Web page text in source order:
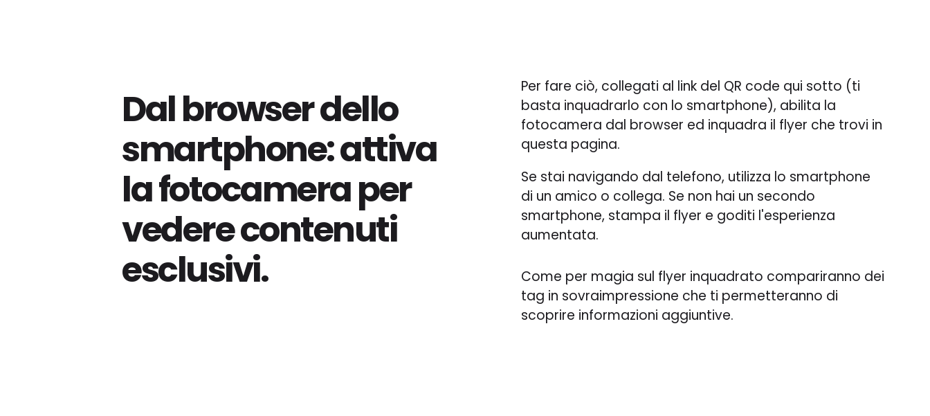
Per fare ciò, collegati al link del QR code qui sotto (ti
basta inquadrarlo con lo smartphone), abilita la
fotocamera dal browser ed inquadra il flyer che trovi in
questa pagina.
Se stai navigando dal telefono, utilizza lo smartphone
di un amico o collega. Se non hai un secondo
smartphone, stampa il flyer e goditi l'esperienza
aumentata.
Come per magia sul flyer inquadrato compariranno dei
tag in sovraimpressione che ti permetteranno di
scoprire informazioni aggiuntive.
Dal browser dello
smartphone: attiva
la fotocamera per
vedere contenuti
esclusivi.